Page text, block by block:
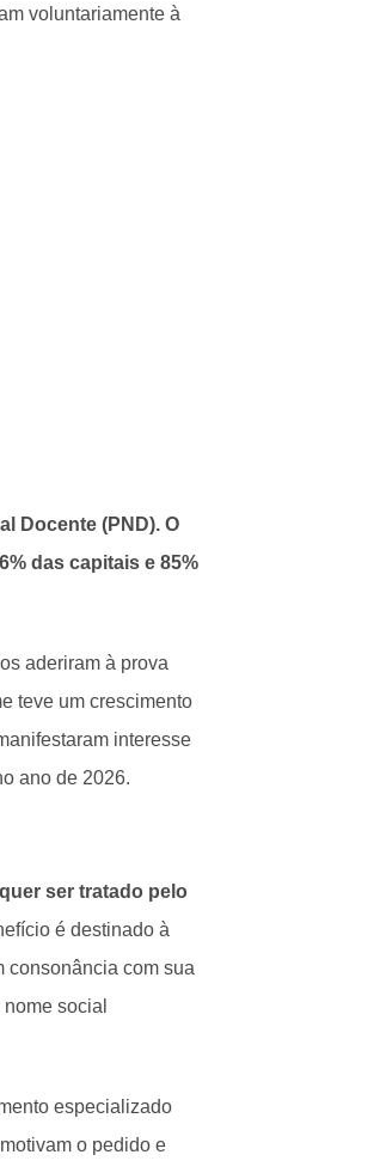
voluntariamente à
Docente (PND). O
das capitais e 85%
aderiram à prova
teve um crescimento
interesse
ano de 2026.
ser tratado pelo
é destinado à
consonância com sua
social
especializado
o pedido e